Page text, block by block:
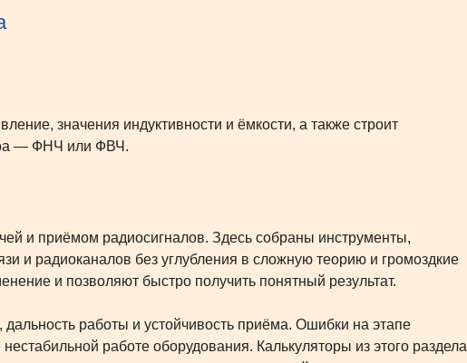
значения индуктивности и ёмкости, а также строит
— ФНЧ или ФВЧ.
и приёмом радиосигналов. Здесь собраны инструменты,
и радиоканалов без углубления в сложную теорию и громоздкие
и позволяют быстро получить понятный результат.
работы и устойчивость приёма. Ошибки на этапе
работе оборудования. Калькуляторы из этого раздела